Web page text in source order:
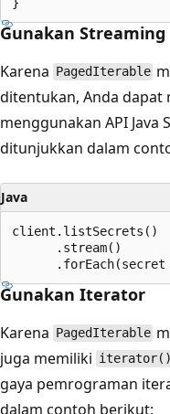
Gunakan Streaming
Karena PagedIterable
ditentukan, Anda
menggunakan API Java
ditunjukkan dalam
Java
client.listSecrets()
      .stream()
Gunakan Iterator
Karena PagedIterable
juga memiliki iterator()
gaya pemrograman
dalam contoh berikut: